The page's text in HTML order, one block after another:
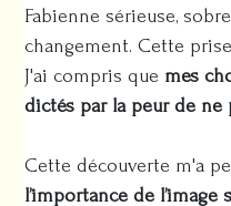
Fabienne sérieuse,
changement. Cette
J'ai compris que mes
dictés par la peur de ne
Cette découverte m'a
l’importance de